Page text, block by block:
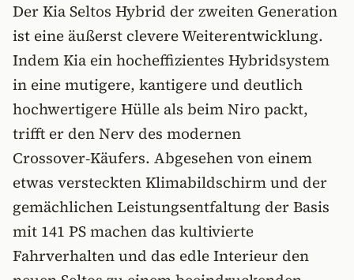
Der Kia Seltos Hybrid der zweiten Generation
ist eine äußerst clevere Weiterentwicklung.
Indem Kia ein hocheffizientes Hybridsystem
in eine mutigere, kantigere und deutlich
hochwertigere Hülle als beim Niro packt,
trifft er den Nerv des modernen
Crossover‑Käufers. Abgesehen von einem
etwas versteckten Klimabildschirm und der
gemächlichen Leistungsentfaltung der Basis
mit 141 PS machen das kultivierte
Fahrverhalten und das edle Interieur den